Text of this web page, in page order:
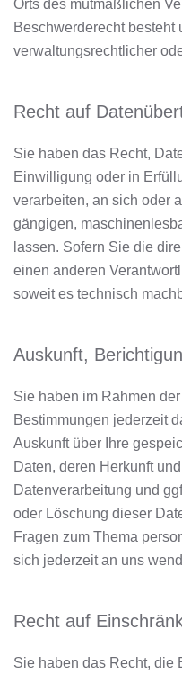
Orts des mutmaßlichen
Beschwerderecht
verwaltungsrechtlicher
Recht auf
Sie haben das Recht,
Einwilligung oder in
verarbeiten, an sich oder
gängigen,
lassen. Sofern Sie die
einen anderen
soweit es technisch
Auskunft,
Sie haben im Rahmen
Bestimmungen jederzeit
Auskunft über Ihre
Daten, deren Herkunft
Datenverarbeitung und
oder Löschung dieser
Fragen zum Thema
sich jederzeit an uns
Recht auf
Sie haben das Recht, die